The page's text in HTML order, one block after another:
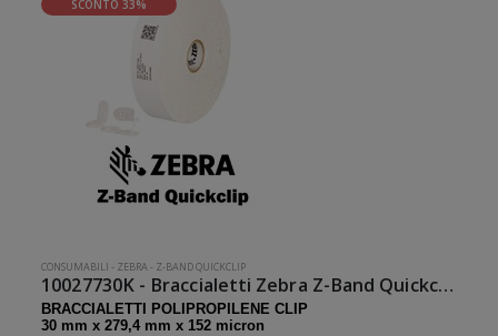
SCONTO 33%
CONSUMABILI - ZEBRA- Z-BAND QUICKCLIP
10027730K - Braccialetti Zebra Z-Band Quickclip Polipropilene
BRACCIALETTI POLIPROPILENE CLIP
30 mm x 279,4 mm x 152 micron